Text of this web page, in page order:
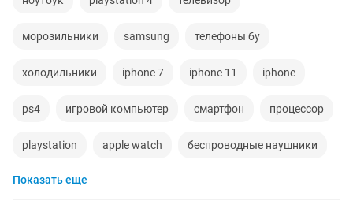
морозильники samsung телефоны бу
холодильники iphone 7 iphone 11 iphone
ps4 игровой компьютер смартфон процессор
playstation apple watch беспроводные наушники
наушники
Показать еще